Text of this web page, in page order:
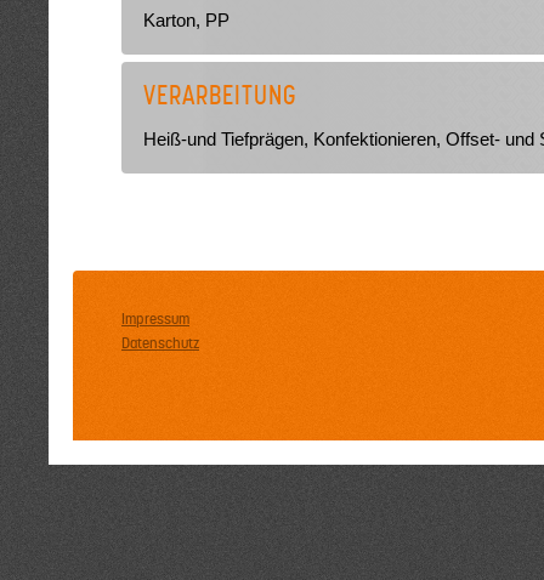
Karton, PP
VERARBEITUNG
Heiß-und Tiefprägen, Konfektionieren, Offset- und
Impressum
Datenschutz